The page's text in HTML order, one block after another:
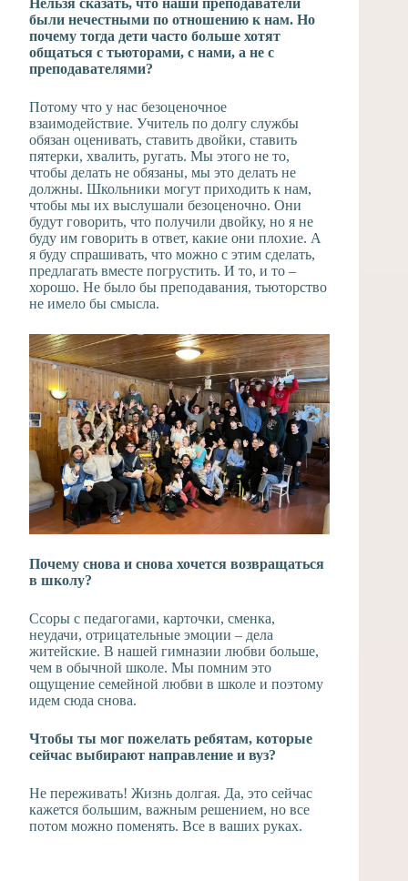
Нельзя сказать, что наши преподаватели
были нечестными по отношению к нам. Но
почему тогда дети часто больше хотят
общаться с тьюторами, с нами, а не с
преподавателями?
Потому что у нас безоценочное
взаимодействие. Учитель по долгу службы
обязан оценивать, ставить двойки, ставить
пятерки, хвалить, ругать. Мы этого не то,
чтобы делать не обязаны, мы это делать не
должны. Школьники могут приходить к нам,
чтобы мы их выслушали безоценочно. Они
будут говорить, что получили двойку, но я не
буду им говорить в ответ, какие они плохие. А
я буду спрашивать, что можно с этим сделать,
предлагать вместе погрустить. И то, и то –
хорошо. Не было бы преподавания, тьюторство
не имело бы смысла.
Почему снова и снова хочется возвращаться
в школу?
Ссоры с педагогами, карточки, сменка,
неудачи, отрицательные эмоции – дела
житейские. В нашей гимназии любви больше,
чем в обычной школе. Мы помним это
ощущение семейной любви в школе и поэтому
идем сюда снова.
Чтобы ты мог пожелать ребятам, которые
сейчас выбирают направление и вуз?
Не переживать! Жизнь долгая. Да, это сейчас
кажется большим, важным решением, но все
потом можно поменять. Все в ваших руках.